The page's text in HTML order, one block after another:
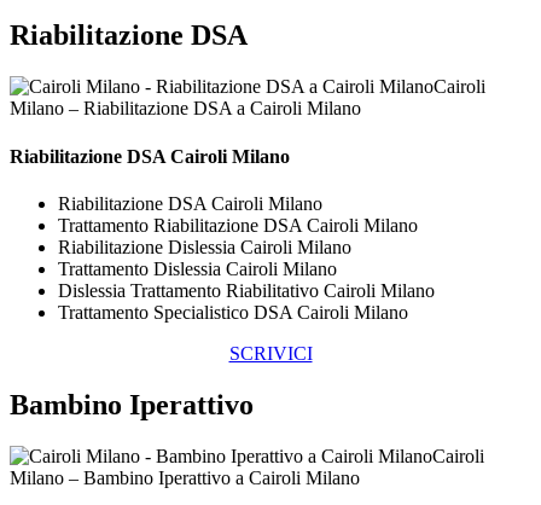
Riabilitazione DSA
Cairoli
Milano – Riabilitazione DSA a Cairoli Milano
Riabilitazione DSA Cairoli Milano
Riabilitazione DSA Cairoli Milano
Trattamento Riabilitazione DSA Cairoli Milano
Riabilitazione Dislessia Cairoli Milano
Trattamento Dislessia Cairoli Milano
Dislessia Trattamento Riabilitativo Cairoli Milano
Trattamento Specialistico DSA Cairoli Milano
SCRIVICI
Bambino Iperattivo
Cairoli
Milano – Bambino Iperattivo a Cairoli Milano